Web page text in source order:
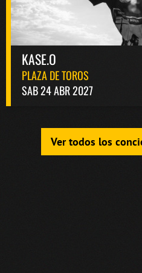
KASE.O
PLAZA DE TOROS
SAB 24 ABR 2027
Ver todos los